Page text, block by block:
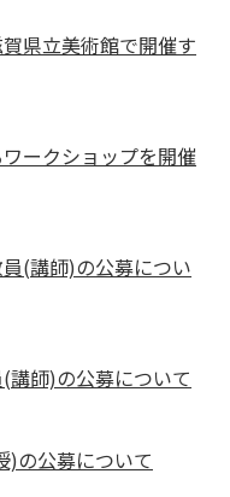
県立美術館で開催す
ークショップを開催
(講師)の公募につい
講師)の公募について
)の公募について